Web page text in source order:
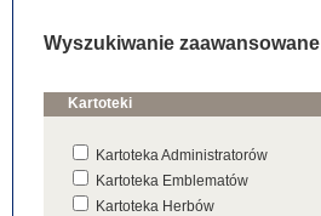
Wyszukiwanie zaawansowane
Kartoteki
Kartoteka Administratorów
Kartoteka Emblematów
Kartoteka Herbów